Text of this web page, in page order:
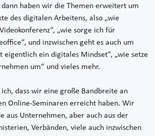
haben wir die Themen erweitert um
des digitalen Arbeitens, also „wie
„wie sorge ich für
und inzwischen geht es auch um
eigentlich ein digitales Mindset“, „wie setze
um“ und vieles mehr.
ich, dass wir eine große Bandbreite an
Online-Seminaren erreicht haben. Wir
aus Unternehmen, aber auch aus der
Verbänden, viele auch inzwischen